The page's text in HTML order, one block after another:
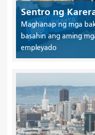
Sentro ng
Maghanap ng mga
basahin ang aming
empleyado